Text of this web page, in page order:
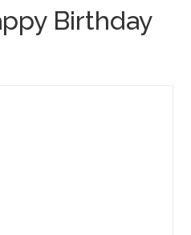
Birthday